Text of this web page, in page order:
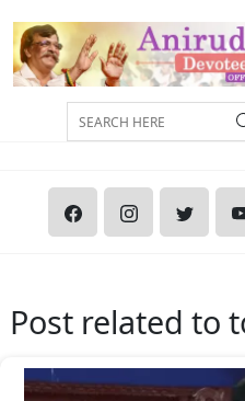
Post related to